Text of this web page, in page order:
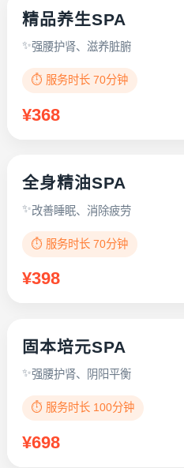
精品养生SPA
强腰护肾、滋养脏腑
⏱️ 服务时长 70分钟
¥368
全身精油SPA
改善睡眠、消除疲劳
⏱️ 服务时长 70分钟
¥398
固本培元SPA
强腰护肾、阴阳平衡
⏱️ 服务时长 100分钟
¥698